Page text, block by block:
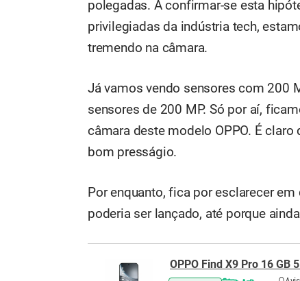
polegadas. A confirmar-se esta
privilegiadas da indústria tech,
tremendo na câmara.
Já vamos vendo sensores com 200
sensores de 200 MP. Só por aí,
câmara deste modelo OPPO. É
bom presságio.
Por enquanto, fica por esclarecer
poderia ser lançado, até porque
OPPO Find X9 Pro 16 GB